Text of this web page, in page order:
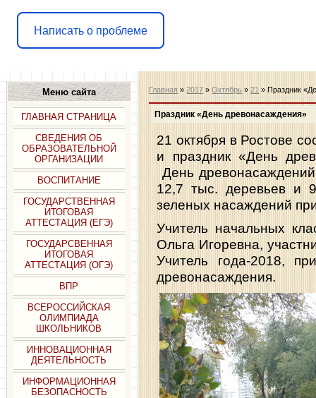
Написать о проблеме
Меню сайта
ГЛАВНАЯ СТРАНИЦА
СВЕДЕНИЯ ОБ
ОБРАЗОВАТЕЛЬНОЙ
ОРГАНИЗАЦИИ
ВОСПИТАНИЕ
ГОСУДАРСТВЕННАЯ
ИТОГОВАЯ
АТТЕСТАЦИЯ (ЕГЭ)
ГОСУДАРСВЕННАЯ
ИТОГОВАЯ
АТТЕСТАЦИЯ (ОГЭ)
ВПР
ВСЕРОССИЙСКАЯ
ОЛИМПИАДА
ШКОЛЬНИКОВ
ИННОВАЦИОННАЯ
ДЕЯТЕЛЬНОСТЬ
ИНФОРМАЦИОННАЯ
БЕЗОПАСНОСТЬ
Главная »2017 » Октябрь » 21 » Праздник
Праздник «День древонасаждения»
21 октября в Ростове
и праздник «День
День
12,7 тыс. деревьев и
зеленых насаждений
Учитель начальных
Ольга Игоревна,
Учитель года-2018,
древонасаждения.